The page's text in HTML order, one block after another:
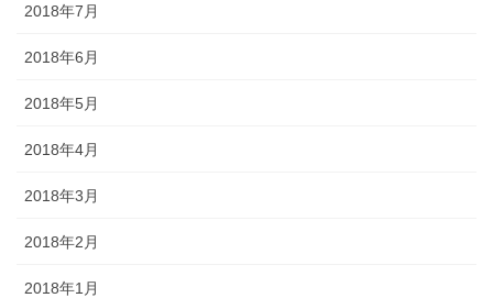
2018年7月
2018年6月
2018年5月
2018年4月
2018年3月
2018年2月
2018年1月